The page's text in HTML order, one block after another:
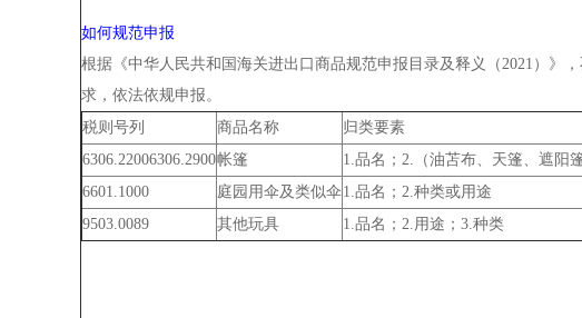
如何规范申报
根据《中华人民共和国海关进出口商品规范申报目录及释义（2021）》
求，依法依规申报。
税则号列
商品名称 归类要素
6306.22006306.2900帐篷 1.品名；2.（油苫布、天篷、遮阳
6601.1000
庭园用伞及类似伞 1.品名；2.种类或用途
9503.0089
其他玩具 1.品名；2.用途；3.种类